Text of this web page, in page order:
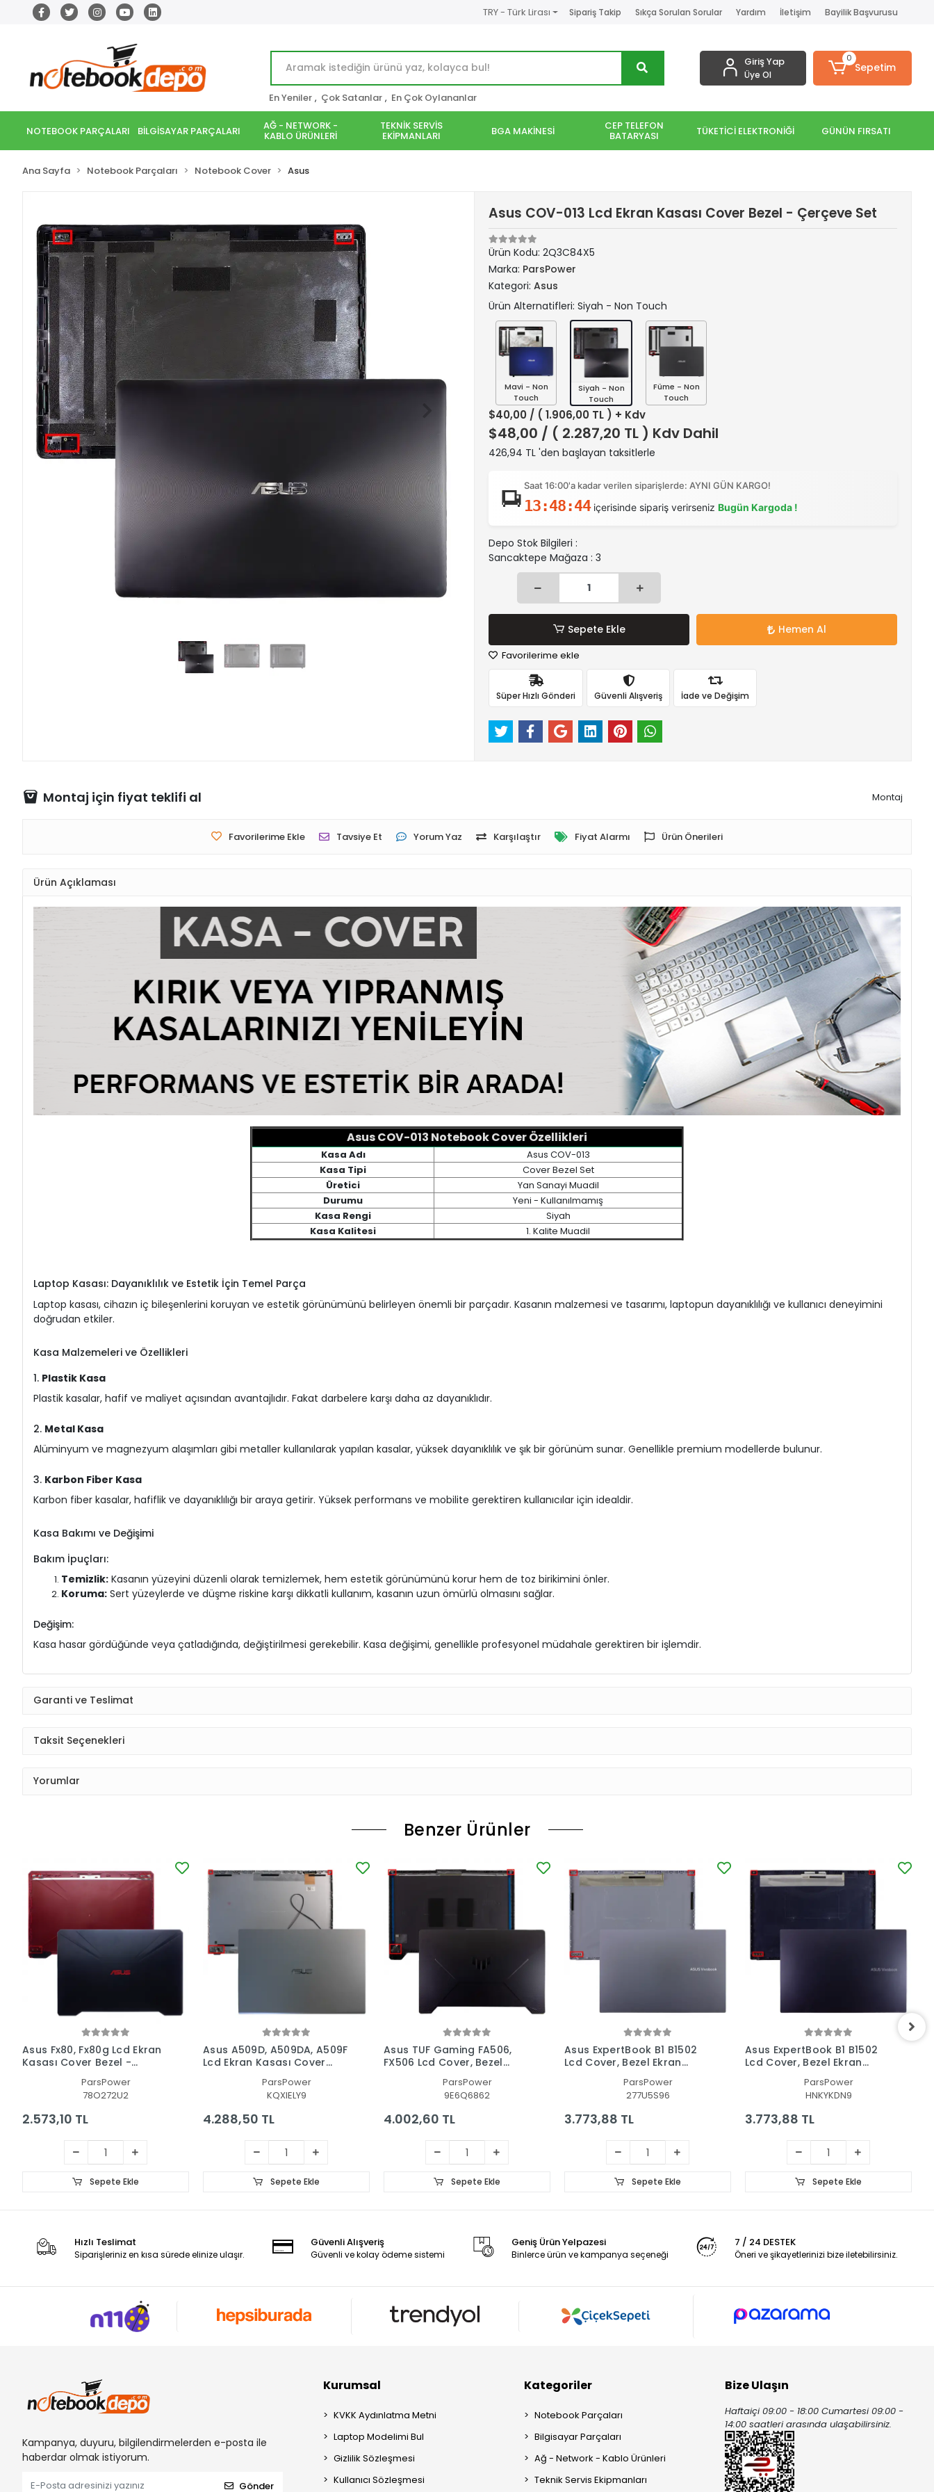
TRY - Türk Lirası Sipariş Takip Sıkça Sorulan Sorular Yardım İletişim Bayilik Başvurusu
En Yeniler , Çok Satanlar , En Çok Oylananlar
Giriş Yap
Üye Ol
0
Sepetim
NOTEBOOK PARÇALARI BİLGİSAYAR PARÇALARI AĞ - NETWORK -
KABLO ÜRÜNLERİ
TEKNİK SERVİS
EKİPMANLARI BGA MAKİNESİ CEP TELEFON
BATARYASI TÜKETİCİ ELEKTRONİĞİ GÜNÜN FIRSATI
Ana Sayfa Notebook Parçaları Notebook Cover Asus
Asus COV-013 Lcd Ekran Kasası Cover Bezel - Çerçeve Set
Ürün Kodu: 2Q3C84X5
Marka: ParsPower
Kategori: Asus
Ürün Alternatifleri: Siyah - Non Touch
Mavi - Non
Touch
Siyah - Non
Touch
Füme - Non
Touch
$40,00 / ( 1.906,00 TL ) + Kdv
$48,00 / ( 2.287,20 TL ) Kdv Dahil
426,94 TL 'den başlayan taksitlerle
Saat 16:00'a kadar verilen siparişlerde: AYNI GÜN KARGO!
13:48:43içerisinde sipariş verirseniz Bugün Kargoda !
Depo Stok Bilgileri :
Sancaktepe Mağaza : 3
Sepete Ekle Hemen Al
Favorilerime ekle
Süper Hızlı Gönderi Güvenli Alışveriş İade ve Değişim
Montaj için fiyat teklifi al Montaj
Favorilerime Ekle Tavsiye Et Yorum Yaz Karşılaştır Fiyat Alarmı Ürün Önerileri
Ürün Açıklaması
Asus COV-013 Notebook Cover Özellikleri
Kasa Adı
Asus COV-013
Kasa Tipi
Cover Bezel Set
Üretici
Yan Sanayi Muadil
Durumu
Yeni - Kullanılmamış
Kasa Rengi
Siyah
Kasa Kalitesi
1. Kalite Muadil
Laptop Kasası: Dayanıklılık ve Estetik İçin Temel Parça
Laptop kasası, cihazın iç bileşenlerini koruyan ve estetik görünümünü belirleyen önemli bir parçadır. Kasanın malzemesi ve tasarımı, laptopun dayanıklılığı ve kullanıcı deneyimini
doğrudan etkiler.
Kasa Malzemeleri ve Özellikleri
1. Plastik Kasa
Plastik kasalar, hafif ve maliyet açısından avantajlıdır. Fakat darbelere karşı daha az dayanıklıdır.
2. Metal Kasa
Alüminyum ve magnezyum alaşımları gibi metaller kullanılarak yapılan kasalar, yüksek dayanıklılık ve şık bir görünüm sunar. Genellikle premium modellerde bulunur.
3. Karbon Fiber Kasa
Karbon fiber kasalar, hafiflik ve dayanıklılığı bir araya getirir. Yüksek performans ve mobilite gerektiren kullanıcılar için idealdir.
Kasa Bakımı ve Değişimi
Bakım İpuçları:
Temizlik: Kasanın yüzeyini düzenli olarak temizlemek, hem estetik görünümünü korur hem de toz birikimini önler.
Koruma: Sert yüzeylerde ve düşme riskine karşı dikkatli kullanım, kasanın uzun ömürlü olmasını sağlar.
Değişim:
Kasa hasar gördüğünde veya çatladığında, değiştirilmesi gerekebilir. Kasa değişimi, genellikle profesyonel müdahale gerektiren bir işlemdir.
Garanti ve Teslimat
Taksit Seçenekleri
Yorumlar
Benzer Ürünler
Asus Fx80, Fx80g Lcd Ekran
Kasası Cover Bezel -
ParsPower
78O272U2
2.573,10 TL
Sepete Ekle
Asus A509D, A509DA, A509F
Lcd Ekran Kasası Cover
ParsPower
KQXIELY9
4.288,50 TL
Sepete Ekle
Asus TUF Gaming FA506,
FX506 Lcd Cover, Bezel
ParsPower
9E6Q6862
4.002,60 TL
Sepete Ekle
Asus ExpertBook B1 B1502
Lcd Cover, Bezel Ekran
ParsPower
277U5S96
3.773,88 TL
Sepete Ekle
Asus ExpertBook B1 B1502
Lcd Cover, Bezel Ekran
ParsPower
HNKYKDN9
3.773,88 TL
Sepete Ekle
Hızlı Teslimat
Siparişleriniz en kısa sürede elinize ulaşır.
Güvenli Alışveriş
Güvenli ve kolay ödeme sistemi
Geniş Ürün Yelpazesi
Binlerce ürün ve kampanya seçeneği
7 / 24 DESTEK
Öneri ve şikayetlerinizi bize iletebilirsiniz.
Kampanya, duyuru, bilgilendirmelerden e-posta ile
haberdar olmak istiyorum.
Gönder
Kurumsal
KVKK Aydınlatma Metni
Laptop Modelimi Bul
Gizlilik Sözleşmesi
Kullanıcı Sözleşmesi
Kategoriler
Notebook Parçaları
Bilgisayar Parçaları
Ağ - Network - Kablo Ürünleri
Teknik Servis Ekipmanları
Bize Ulaşın
Haftaiçi 09:00 - 18:00 Cumartesi 09:00 -
14:00 saatleri arasında ulaşabilirsiniz.